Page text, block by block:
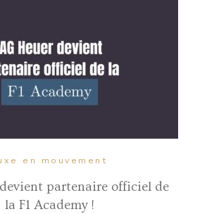
en mouvement
partenaire officiel de
la F1 Academy !